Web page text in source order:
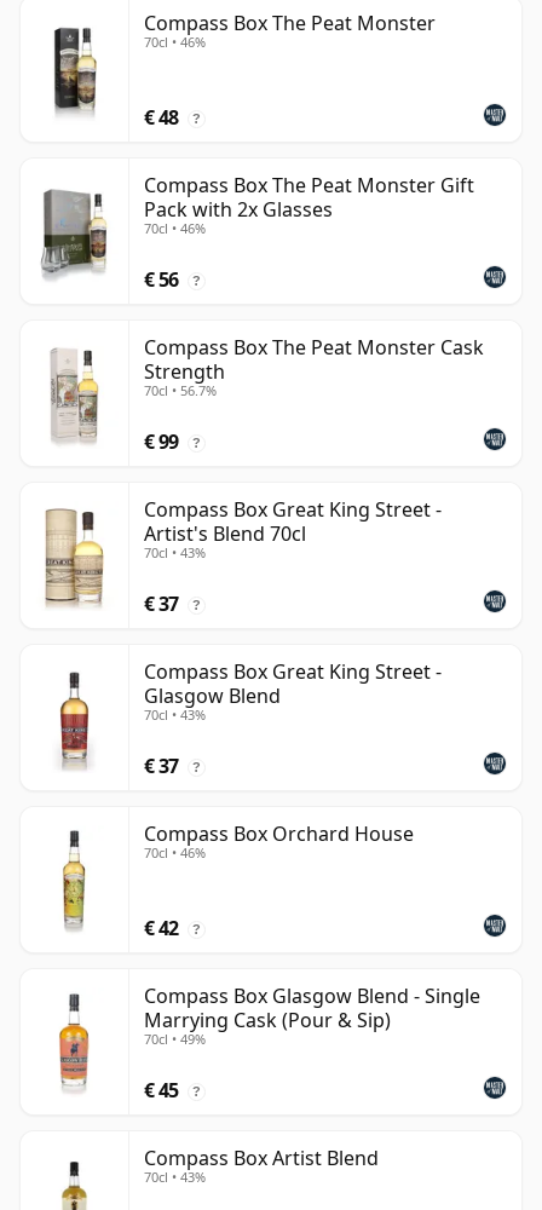
Compass Box The Peat Monster
70cl • 46%
€ 48 ?
Compass Box The Peat Monster Gift
Pack with 2x Glasses
70cl • 46%
€ 56 ?
Compass Box The Peat Monster Cask
Strength
70cl • 56.7%
€ 99 ?
Compass Box Great King Street -
Artist's Blend 70cl
70cl • 43%
€ 37 ?
Compass Box Great King Street -
Glasgow Blend
70cl • 43%
€ 37 ?
Compass Box Orchard House
70cl • 46%
€ 42 ?
Compass Box Glasgow Blend - Single
Marrying Cask (Pour & Sip)
70cl • 49%
€ 45 ?
Compass Box Artist Blend
70cl • 43%